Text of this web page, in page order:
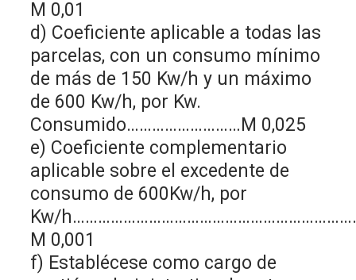
M 0,01
d) Coeficiente aplicable a todas las
parcelas, con un consumo mínimo
de más de 150 Kw/h y un máximo
de 600 Kw/h, por Kw.
Consumido………………………M 0,025
e) Coeficiente complementario
aplicable sobre el excedente de
consumo de 600Kw/h, por
Kw/
M 0,001
f) Establécese como cargo de